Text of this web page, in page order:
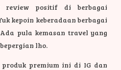
review positif di berbagai
kepoin keberadaan berbagai
pula kemasan travel yang
lho.
produk premium ini di IG dan